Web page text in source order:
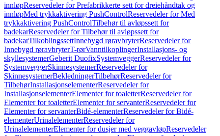
innløpReservedeler for Prefabrikkerte sett for dreiehåndtak og
innløpMed trykkaktivering PushControlReservedeler for Med
trykkaktivering PushControlTilbehør til avløpssett for
badekarReservedeler for Tilbehør til avløpssett for
badekarTilkoblingssettInnebygd røravbryterReservedeler for
Innebygd røravbryterT-rørVanntilkoplingerInstallasjons- og
skyllesystemerGeberit DuofixSystemveggerReservedeler for
SystemveggerSkinnesystemerReservedeler for
SkinnesystemerBekledningerTilbehørReservedeler for
TilbehørInstallasjonselementerReservedeler for
InstallasjonselementerElementer for toaletterReservedeler for
Elementer for toaletterElementer for servanterReservedeler for
Elementer for servanterBidé-elementerReservedeler for Bidé-
elementerUrinalelementerReservedeler for
UrinalelementerElementer for dusjer med veggavløpReservedeler